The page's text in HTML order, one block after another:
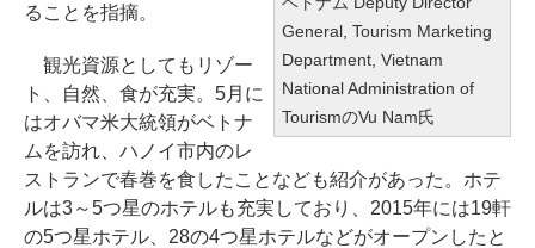
General, Tourism Marketing
Department, Vietnam
National Administration of
TourismのVu Nam氏
ることを指摘。
観光資源としてもリゾー
ト、自然、食が充実。5月に
はオバマ米大統領がベトナ
ムを訪れ、ハノイ市内のレ
ストランで春巻を食したことなども紹介があった。ホテ
ルは3～5つ星のホテルも充実しており、2015年には19軒
の5つ星ホテル、28の4つ星ホテルなどがオープンしたと